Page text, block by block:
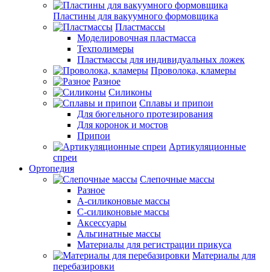
Пластины для вакуумного формовщика
Пластмассы
Моделировочная пластмасса
Техполимеры
Пластмассы для индивидуальных ложек
Проволока, кламеры
Разное
Силиконы
Сплавы и припои
Для бюгельного протезирования
Для коронок и мостов
Припои
Артикуляционные
спреи
Ортопедия
Слепочные массы
Разное
А-силиконовые массы
С-силиконовые массы
Аксессуары
Альгинатные массы
Материалы для регистрации прикуса
Материалы для
перебазировки